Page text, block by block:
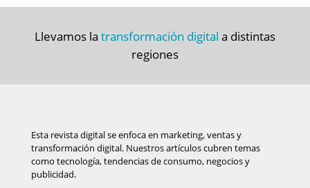
Llevamos la transformación digital a distintas
regiones
Esta revista digital se enfoca en marketing, ventas y
transformación digital. Nuestros artículos cubren temas
como tecnología, tendencias de consumo, negocios y
publicidad.